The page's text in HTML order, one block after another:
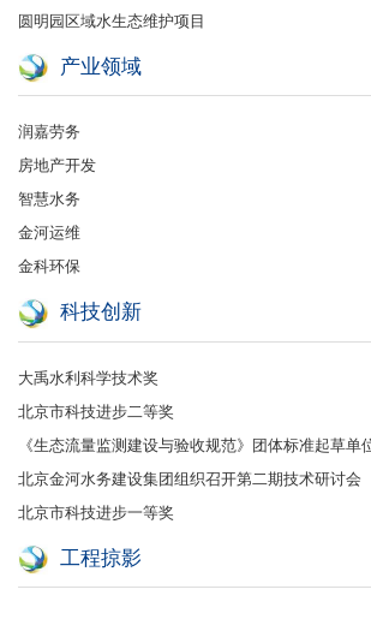
圆明园区域水生态维护项目
产业领域
润嘉劳务
房地产开发
智慧水务
金河运维
金科环保
科技创新
大禹水利科学技术奖
北京市科技进步二等奖
《生态流量监测建设与验收规范》团体标准起草单
北京金河水务建设集团组织召开第二期技术研讨会
北京市科技进步一等奖
工程掠影